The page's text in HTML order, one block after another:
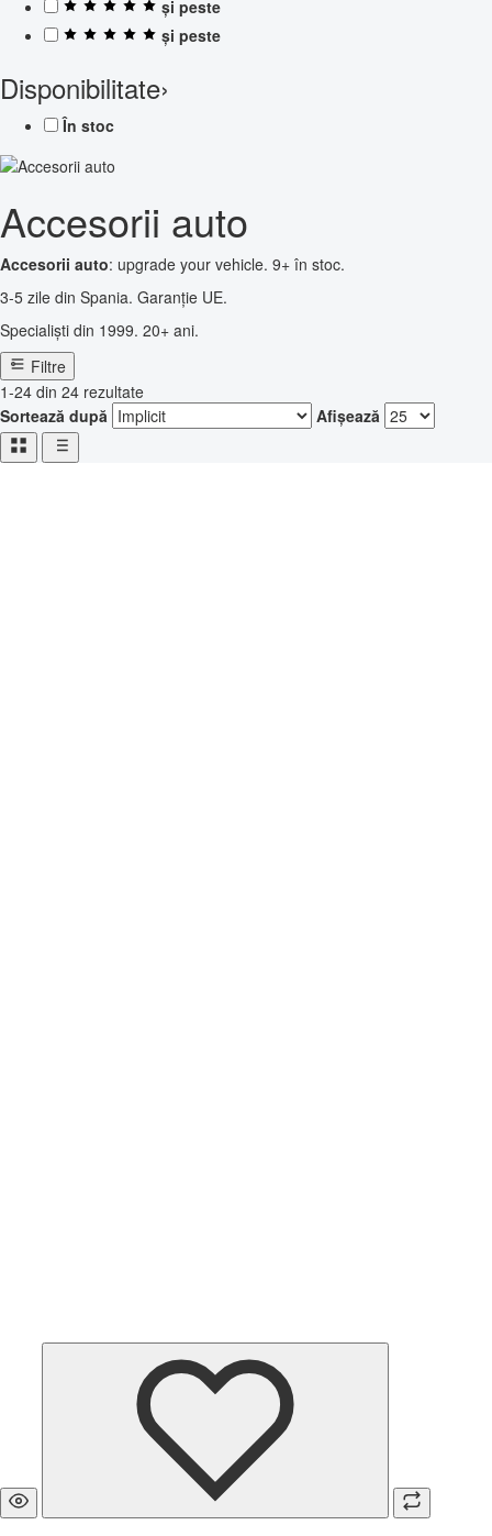
și peste
și peste
Disponibilitate›
În stoc
Accesorii auto
Accesorii auto: upgrade your vehicle. 9+ în stoc.
3-5 zile din Spania. Garanție UE.
Specialiști din 1999. 20+ ani.
Filtre
1-24 din 24 rezultate
Sortează după
Afișează